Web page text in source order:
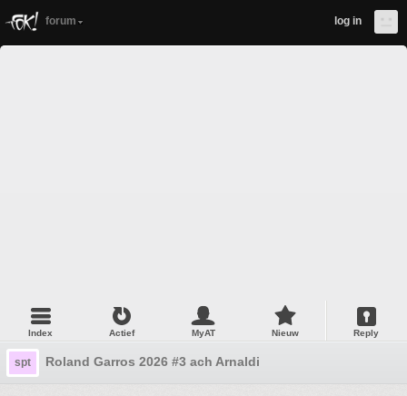
forum log in
Index Actief MyAT Nieuw Reply
spt Roland Garros 2026 #3 ach Arnaldi